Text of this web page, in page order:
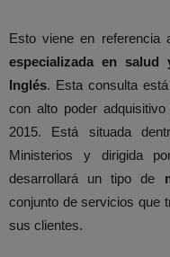
Esto viene en referencia
especializada en salud
Inglés. Esta consulta
con alto poder
2015. Está situada
Ministerios y dirigida
desarrollará un tipo de
conjunto de servicios que
sus clientes.